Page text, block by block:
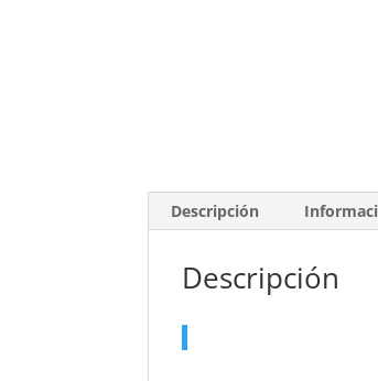
Descripción
Descripción